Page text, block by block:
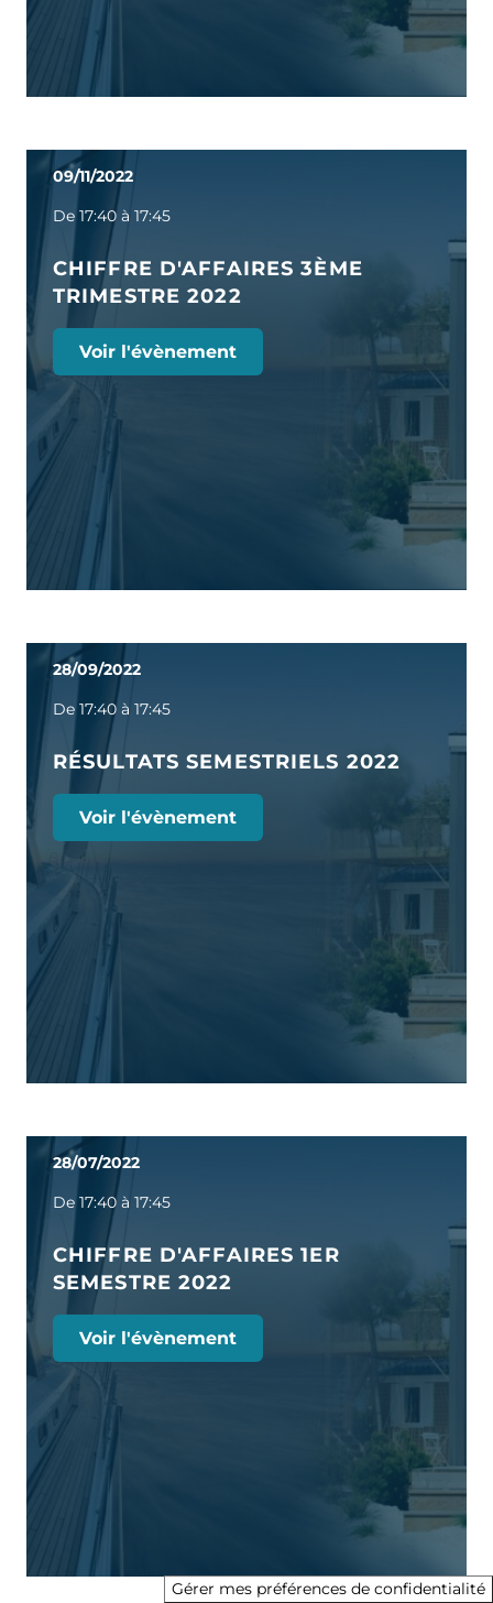
09/11/2022
De 17:40 à 17:45
CHIFFRE D'AFFAIRES 3ÈME
TRIMESTRE 2022
Voir l'évènement
28/09/2022
De 17:40 à 17:45
RÉSULTATS SEMESTRIELS 2022
Voir l'évènement
28/07/2022
De 17:40 à 17:45
CHIFFRE D'AFFAIRES 1ER
SEMESTRE 2022
Voir l'évènement
Gérer mes préférences de confidentialité